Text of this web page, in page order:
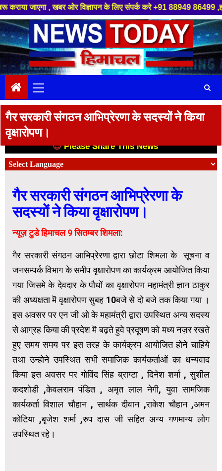
, खबर ओर विज्ञापन के लिए संपर्क करे +91 88949 86499 ,हमारे यूट्यूब
Skip
to
content
Menu
गैर सरकारी संगठन आभिप्रेरणा के सदस्यों ने किया
वृक्षारोपण।
😊 Please Share This News😊
गैर सरकारी संगठन आभिप्रेरणा के
सदस्यों ने किया वृक्षारोपण।
न्यूज़ टुडे हिमाचल 9 सितम्बर शिमला:
गैर सरकारी संगठन आभिप्रेरणा द्वारा छोटा शिमला के सूचना व
जनसम्पर्क विभाग के समीप वृक्षारोपण का कार्यक्रम आयोजित किया
गया जिसमे के देवदार के पौधों का वृक्षारोपण महामंत्री ज्ञान ठाकुर
की अध्यक्षता मॆ वृक्षारोपण सुबह 10बजे से दो बजे तक किया गया ।
इस अवसर पर एन जी ओ के महामंत्री द्वारा उपस्थित अन्य सदस्य
से आग्रह किया की प्रदेश मॆ बढ़ते हुवे प्रदूषण को मध्य नज़र रखते
हुए समय समय पर इस तरह के कार्यक्रम आयोजित होने चाहिये
तथा उन्होने उपस्थित सभी समाजिक कार्यकर्ताओं का धन्यवाद
किया इस अवसर पर गोविंद सिंह ब्राग्टा , दिनेश शर्मा , सुशील
कदशोडी ,केवलराम पंडित , अमृत लाल नेगी, युवा सामजिक
कार्यकर्ता विशाल चौहान , सार्थक दीवान ,राकेश चौहान ,अमन
कोटिया ,बृजेश शर्मा ,रुप दास जी सहित अन्य गणमान्य लोग
उपस्थित रहे।